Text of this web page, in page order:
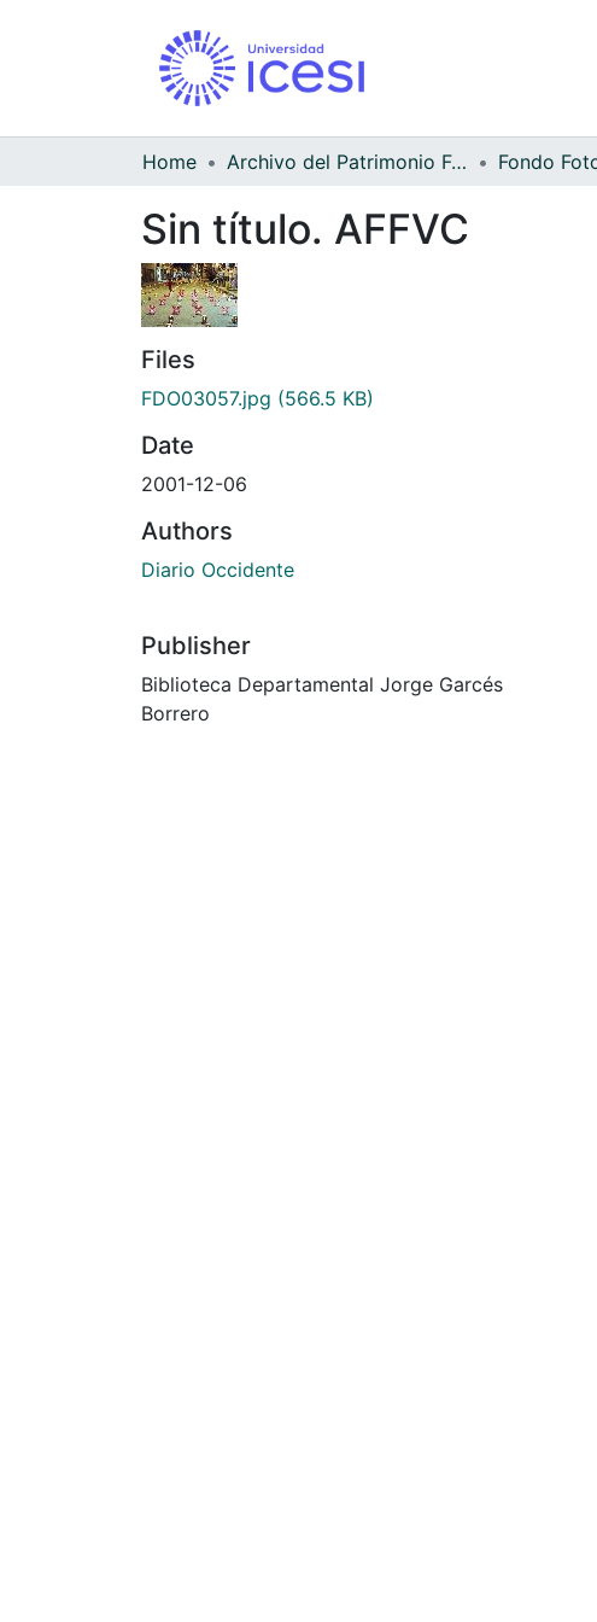
Home Archivo del Patrimonio Fotográfico y Fílmico del Valle del Cauca
Sin título. AFFVC
Files
FDO03057.jpg (566.5 KB)
Date
2001-12-06
Authors
Diario Occidente
Publisher
Biblioteca Departamental Jorge Garcés
Borrero